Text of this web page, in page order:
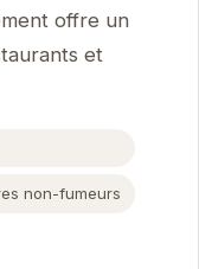
offre un
et
non-fumeurs